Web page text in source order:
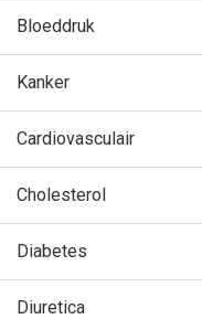
Bloeddruk
Kanker
Cardiovasculair
Cholesterol
Diabetes
Diuretica